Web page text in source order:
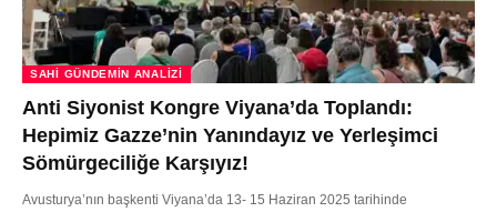
SAHI GÜNDEMIN ANALIZI
Anti Siyonist Kongre Viyana’da Toplandı:
Hepimiz Gazze’nin Yanındayız ve Yerleşimci
Sömürgeciliğe Karşıyız!
Avusturya’nın başkenti Viyana’da 13- 15 Haziran 2025 tarihinde